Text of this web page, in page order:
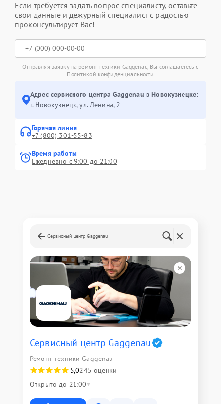
Если требуется задать вопрос специалисту, оставьте
свои данные и дежурный специалист с радостью
проконсультирует Вас!
Отправляя заявку на ремонт техники Gaggenau, Вы соглашаетесь с
Политикой конфиденциальности
Адрес сервисного центра Gaggenau в Новокузнецке:
г. Новокузнецк, ул. Ленина, 2
Горячая линия
+7 (800) 301-55-83
Время работы
Ежедневно с 9:00 до 21:00
Сервисный центр Gaggenau
Сервисный центр Gaggenau
Ремонт техники Gaggenau
5,0245 оценки
Открыто до 21:00